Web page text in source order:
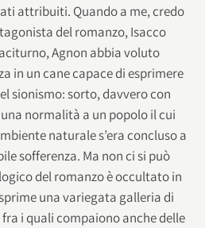
attribuiti. Quando a me, credo
del romanzo, Isacco
Agnon abbia voluto
in un cane capace di esprimere
sionismo: sorto, davvero con
normalità a un popolo il cui
naturale s’era concluso a
sofferenza. Ma non ci si può
del romanzo è occultato in
una variegata galleria di
i quali compaiono anche delle